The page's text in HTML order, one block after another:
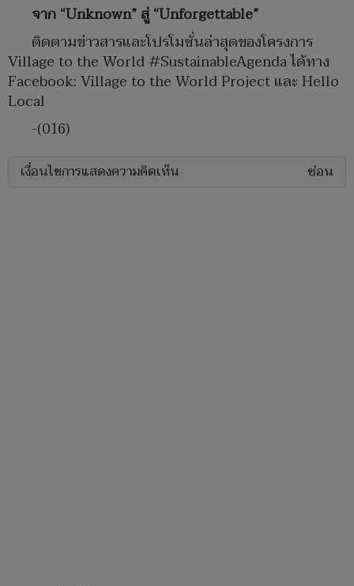
จาก“Unknown” สู่ “Unforgettable”
ติดตามข่าวสารและโปรโมชั่นล่าสุดของโครงการ
Village to the World #SustainableAgenda ได้ทาง
Facebook: Village to the World Project และ Hello
Local
-(016)
เงื่อนไขการแสดงความคิดเห็น ซ่อน